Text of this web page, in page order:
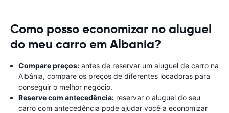
Como posso economizar no aluguel
do meu carro em Albania?
Compare preços: antes de reservar um aluguel de carro na
Albânia, compare os preços de diferentes locadoras para
conseguir o melhor negócio.
Reserve com antecedência: reservar o aluguel do seu
carro com antecedência pode ajudar você a economizar